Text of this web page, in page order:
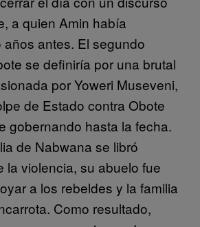
a quien Amin había
antes. El segundo
se definiría por una brutal
por Yoweri Museveni,
de Estado contra Obote
gobernando hasta la fecha.
de Nabwana se libró
la violencia, su abuelo fue
a los rebeldes y la familia
Como resultado,